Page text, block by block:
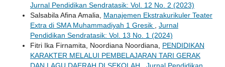
Jurnal Pendidikan Sendratasik: Vol. 12 No. 2 (2023)
Salsabila Afina Amalia, Manajemen Ekstrakurikuler Teater
Extra di SMA Muhammadiyah 1 Gresik
Jurnal
Pendidikan Sendratasik: Vol. 13 No. 1 (2024)
Fitri Ika Firnamita, Noordiana Noordiana, PENDIDIKAN
KARAKTER MELALUI PEMBELAJARAN TARI GERAK
DAN LAGU DAERAH DI SEKOLAH
Jurnal Pendidikan